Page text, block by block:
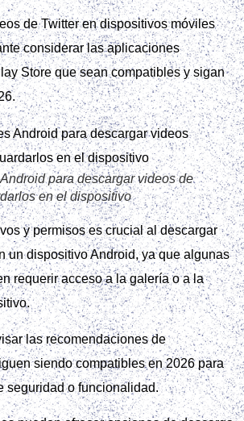
de Twitter en dispositivos móviles
considerar las aplicaciones
Store que sean compatibles y sigan
para descargar videos de
en el dispositivo
y permisos es crucial al descargar
un dispositivo Android, ya que algunas
requerir acceso a la galería o a la
las recomendaciones de
siendo compatibles en 2026 para
seguridad o funcionalidad.